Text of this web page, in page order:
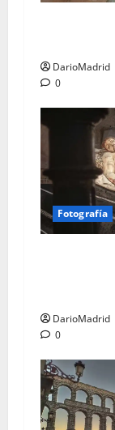
DarioMadrid
0
Fotografía
DarioMadrid
0